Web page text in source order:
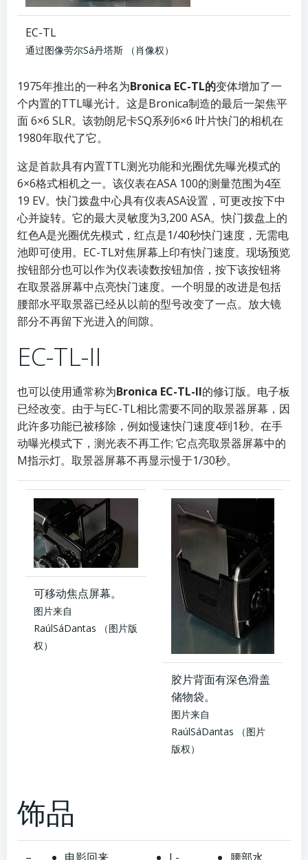
EC-TL
通过图像劳尔Sá丹塔斯 （肖像权）
1975年推出的一种名为Bronica EC-TL的变体增加了一
个内置的TTL曝光计。这是Bronica制造的最后一架焦平
面 6×6 SLR。该勃朗尼卡SQ系列6×6 叶片快门的相机在
1980年取代了它。
这是首款具有内置TTL测光功能和光圈优先曝光模式的
6×6格式相机之一。该仪表在ASA 100的测量范围为4至
19 EV。快门拨盘中心具有仪表ASA设置，可更改按下中
心并旋转。它的最大灵敏度为3,200 ASA。快门拨盘上的
红色A是光圈优先模式，红点是1/40秒快门速度，无需电
池即可使用。EC-TL对焦屏幕上印有快门速度。现场预览
按钮部分也可以作为仪表读数按钮加倍，按下该按钮将
在取景器屏幕中点亮快门速度。一个明显的改进是包括
腰部水平取景器已经从以前的型号改变了一点。放大镜
部分不再留下光进入的间隙。
EC-TL-II
也可以使用通常称为Bronica EC-TL-II的修订版。电子板
已经改变。由于与EC-TL相比需要不同的取景器屏幕，因
此许多功能已被移除，例如慢速快门速度4到1秒。在手
动曝光模式下，测光表不再工作; 它点亮取景器屏幕中的
M指示灯。取景器屏幕不再显示慢于1/30秒。
可移动焦点屏幕。
图片来自
RaúlSáDantas
（图片版
权）
胶片背面有深色滑盖
储物袋。
图片来自
RaúlSáDantas
（图片
版权）
饰品